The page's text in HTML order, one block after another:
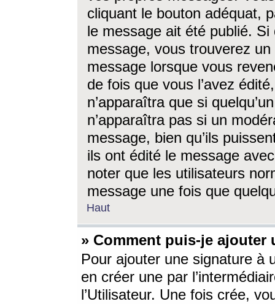
cliquant le bouton adéquat,
le message ait été publié. Si
message, vous trouverez
message lorsque vous
de fois que vous l’avez
n’apparaîtra que si
n’apparaîtra pas si un
message, bien qu’ils
ils ont édité le message
noter que les utilisateurs
message une fois que
Haut
» Comment puis-je ajouter
Pour ajouter une signature à
en créer une par
l’Utilisateur. Une fois crée,